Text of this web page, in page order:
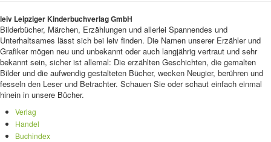
leiv Leipziger Kinderbuchverlag GmbH
Bilderbücher, Märchen, Erzählungen und allerlei Spannendes und
Unterhaltsames lässt sich bei leiv finden. Die Namen unserer Erzähler und
Grafiker mögen neu und unbekannt oder auch langjährig vertraut und sehr
bekannt sein, sicher ist allemal: Die erzählten Geschichten, die gemalten
Bilder und die aufwendig gestalteten Bücher, wecken Neugier, berühren und
fesseln den Leser und Betrachter. Schauen Sie oder schaut einfach einmal
hinein in unsere Bücher.
Verlag
Handel
Buchindex